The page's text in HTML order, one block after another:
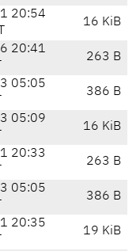
20:54
16 KiB
20:41
263 B
05:05
386 B
05:09
16 KiB
20:33
263 B
05:05
386 B
20:35
19 KiB